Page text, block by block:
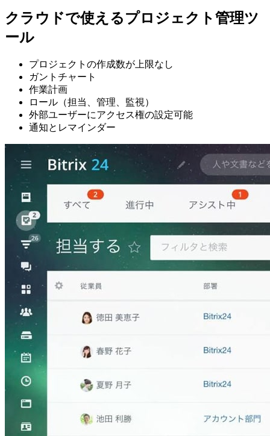
クラウドで使えるプロジェクト管理ツ
ール
プロジェクトの作成数が上限なし
ガントチャート
作業計画
ロール（担当、管理、監視）
外部ユーザーにアクセス権の設定可能
通知とレマインダー